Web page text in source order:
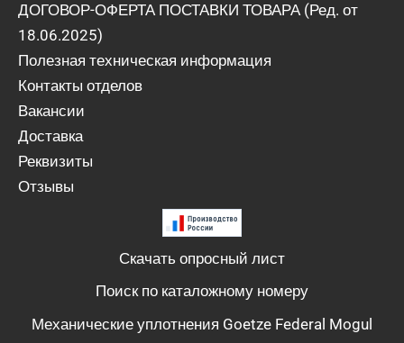
ДОГОВОР-ОФЕРТА ПОСТАВКИ ТОВАРА (Ред. от
18.06.2025)
Полезная техническая информация
Контакты отделов
Вакансии
Доставка
Реквизиты
Отзывы
Скачать опросный лист
Поиск по каталожному номеру
Механические уплотнения Goetze Federal Mogul